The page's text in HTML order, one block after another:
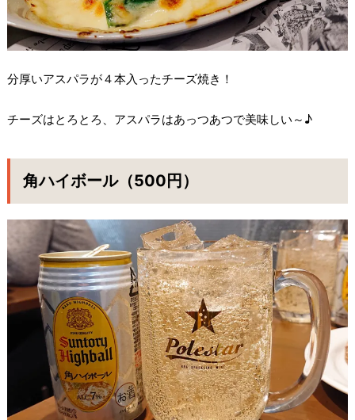
分厚いアスパラが４本入ったチーズ焼き！
チーズはとろとろ、アスパラはあっつあつで美味しい～♪
角ハイボール（500円）